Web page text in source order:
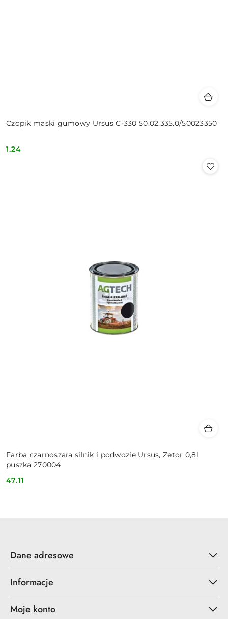
Czopik maski gumowy Ursus C-330 50.02.335.0/50023350
Cena:
1.24
Farba czarnoszara silnik i podwozie Ursus, Zetor 0,8l
puszka 270004
Cena:
47.11
Dane adresowe
Informacje
Moje konto